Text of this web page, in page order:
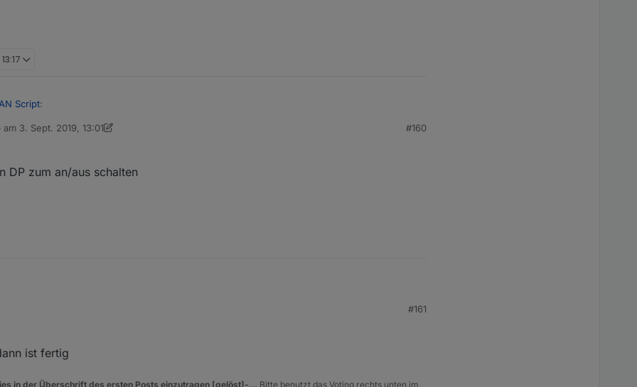
Script:
Der Ansatz ist auch ganz interessant. Vielleicht bekommt man diesen
am 3. Sept. 2019, 13:01
von dslraser9. März 2019, 15:13
#160
DP zum an/aus schalten
Über den Wifi_an kannst Du dann an und ausschalten.
2019, 15:17
#161
ist fertig
in der Überschrift des ersten Posts einzutragen [gelöst]-... Bitte benutzt das Voting rechts unten im